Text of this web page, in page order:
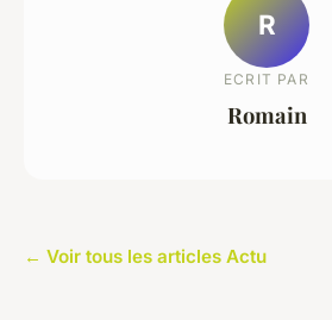
R
ECRIT PAR
Romain
← Voir tous les articles Actu